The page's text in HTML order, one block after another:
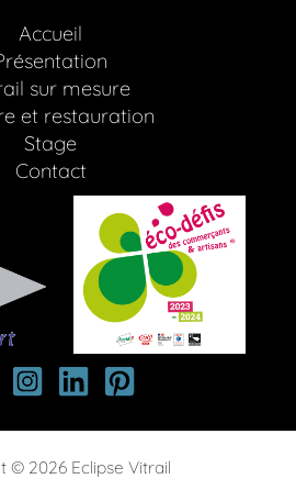
Accueil
sur mesure
et restauration
Stage
Contact
© 2026 Eclipse Vitrail